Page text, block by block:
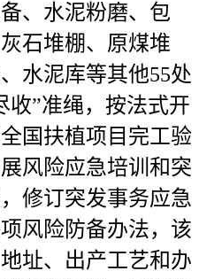
、水泥粉磨、包
石堆棚、原煤堆
水泥库等其他55处
收”准绳，按法式开
国扶植项目完工验
风险应急培训和突
修订突发事务应急
风险防备办法，该
址、出产工艺和办